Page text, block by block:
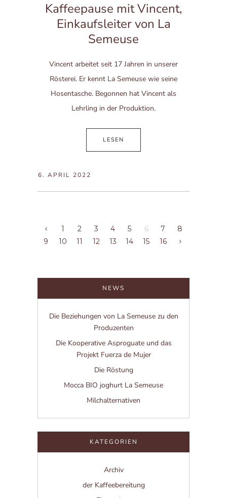
Kaffeepause mit Vincent,
Einkaufsleiter von La
Semeuse
Vincent arbeitet seit 17 Jahren in unserer
Rösterei. Er kennt La Semeuse wie seine
Hosentasche. Begonnen hat Vincent als
Lehrling in der Produktion.
LESEN
6. APRIL 2022
1 2 3 4 5 6 7
8
9
10 11 12 13 14 15 16
NEWS
Die Beziehungen von La Semeuse zu den
Produzenten
Die Kooperative Asproguate und das
Projekt Fuerza de Mujer
Die Röstung
Mocca BIO joghurt La Semeuse
Milchalternativen
KATEGORIEN
Archiv
der Kaffeebereitung